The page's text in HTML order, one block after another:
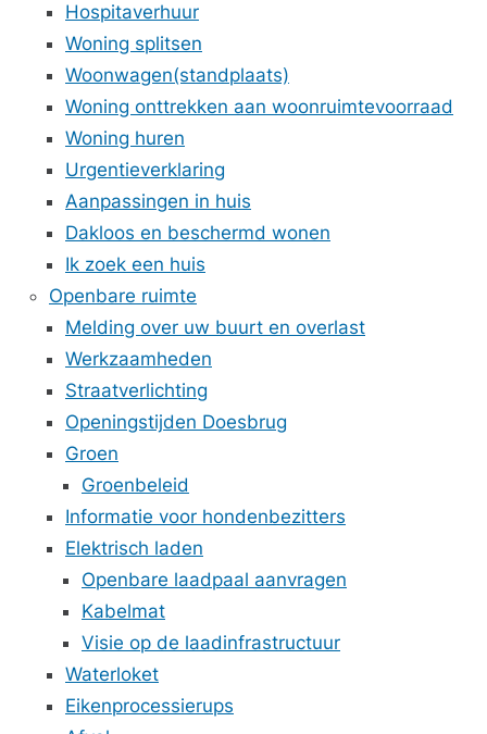
Hospitaverhuur
Woning splitsen
Woonwagen(standplaats)
Woning onttrekken aan woonruimtevoorraad
Woning huren
Urgentieverklaring
Aanpassingen in huis
Dakloos en beschermd wonen
Ik zoek een huis
Openbare ruimte
Melding over uw buurt en overlast
Werkzaamheden
Straatverlichting
Openingstijden Doesbrug
Groen
Groenbeleid
Informatie voor hondenbezitters
Elektrisch laden
Openbare laadpaal aanvragen
Kabelmat
Visie op de laadinfrastructuur
Waterloket
Eikenprocessierups